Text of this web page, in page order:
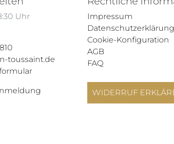
Uhr
toussaint.de
Impressum
Datenschutzerklärung
Cookie-Konfiguration
AGB
FAQ
WIDERRUF